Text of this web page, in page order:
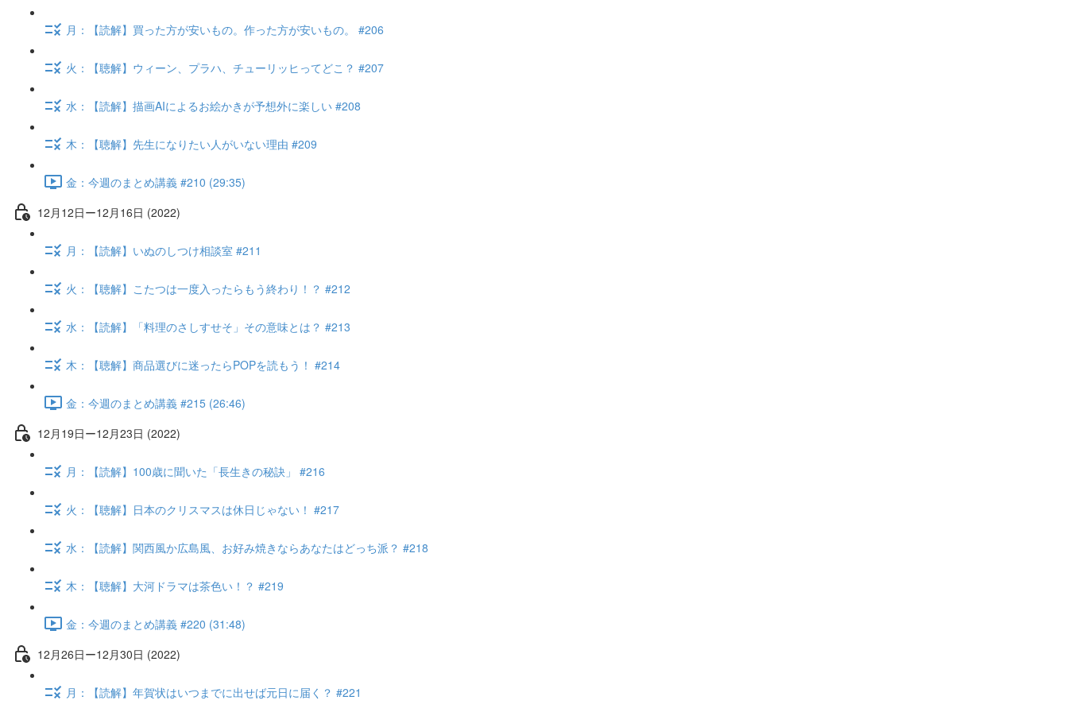
月：【読解】買った方が安いもの。作った方が安いもの。 #206
火：【聴解】ウィーン、プラハ、チューリッヒってどこ？ #207
水：【読解】描画AIによるお絵かきが予想外に楽しい #208
木：【聴解】先生になりたい人がいない理由 #209
金：今週のまとめ講義 #210 (29:35)
12月12日ー12月16日 (2022)
月：【読解】いぬのしつけ相談室 #211
火：【聴解】こたつは一度入ったらもう終わり！？ #212
水：【読解】「料理のさしすせそ」その意味とは？ #213
木：【聴解】商品選びに迷ったらPOPを読もう！ #214
金：今週のまとめ講義 #215 (26:46)
12月19日ー12月23日 (2022)
月：【読解】100歳に聞いた「長生きの秘訣」 #216
火：【聴解】日本のクリスマスは休日じゃない！ #217
水：【読解】関西風か広島風、お好み焼きならあなたはどっち派？ #218
木：【聴解】大河ドラマは茶色い！？ #219
金：今週のまとめ講義 #220 (31:48)
12月26日ー12月30日 (2022)
月：【読解】年賀状はいつまでに出せば元日に届く？ #221